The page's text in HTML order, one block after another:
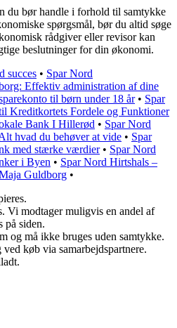
du bør handle i forhold til samtykke
spørgsmål, bør du altid søge
rådgiver eller revisor kan
beslutninger for din økonomi.
succes • Spar Nord
Effektiv administration af dine
til børn under 18 år• Spar
Kreditkortets Fordele og Funktioner
Bank I Hillerød • Spar Nord
hvad du behøver at vide • Spar
med stærke værdier• Spar Nord
i Byen • Spar Nord Hirtshals –
Guldborg •
Vi modtager muligvis en andel af
på siden.
og må ikke bruges uden samtykke.
køb via samarbejdspartnere.